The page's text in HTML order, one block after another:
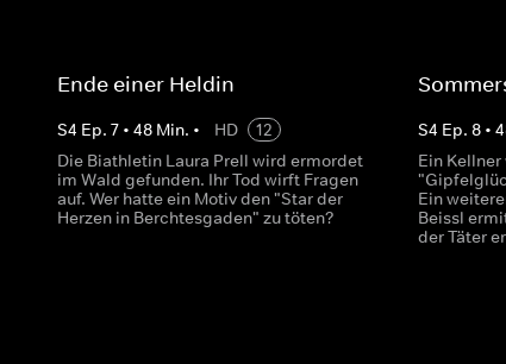
Ende einer Heldin
S4 Ep. 7• 48Min. • HD
12
Die Biathletin Laura Prell wird ermordet
im Wald gefunden. Ihr Tod wirft Fragen
auf. Wer hatte ein Motiv den "Star der
Herzen in Berchtesgaden" zu töten?
S4 Ep. 8•
Ein
Ein
Beissl
der Täter